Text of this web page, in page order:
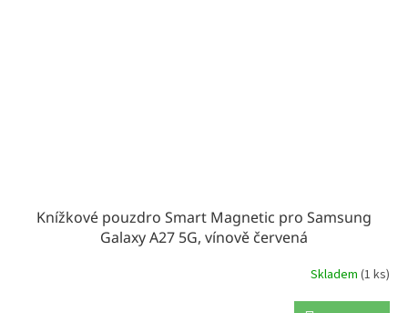
Knížkové pouzdro Smart Magnetic pro Samsung
Galaxy A27 5G, vínově červená
Skladem (1 ks)